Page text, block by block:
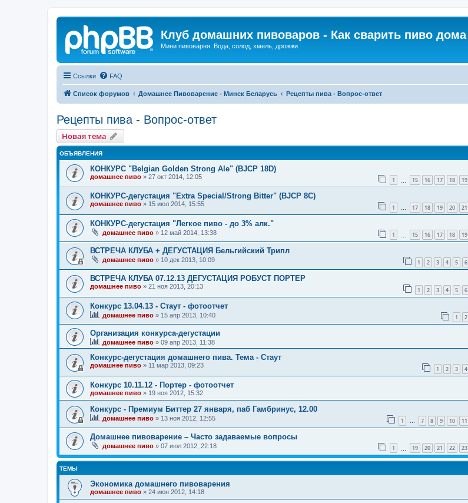
Клуб домашних пивоваров - Как cварить пиво дома
Мини пивоварня. Вода, солод, хмель, дрожжи.
Ссылки FAQ
Список форумов Домашнее Пивоварение - Минск Беларусь Рецепты пива - Вопрос-ответ
Рецепты пива - Вопрос-ответ
Новая тема
ОБЪЯВЛЕНИЯ
КОНКУРС "Belgian Golden Strong Ale" (BJCP 18D)
домашнее пиво » 27 окт 2014, 12:05 1 15 16 17 18 19
КОНКУРС-дегустация "Extra Special/Strong Bitter" (BJCP 8C)
домашнее пиво » 15 июл 2014, 15:55 1 … 17 18 19 20 21
КОНКУРС-дегустация "Легкое пиво - до 3% алк."
домашнее пиво » 12 май 2014, 13:38 1 15 16 17 18 19
ВСТРЕЧА КЛУБА + ДЕГУСТАЦИЯ Бельгийский Трипл
домашнее пиво » 10 дек 2013, 10:09 1 2 3 4 5 6
ВСТРЕЧА КЛУБА 07.12.13 ДЕГУСТАЦИЯ РОБУСТ ПОРТЕР
домашнее пиво » 21 ноя 2013, 20:13 1 2 3 4 5 6
Конкурс 13.04.13 - Стаут - фотоотчет
домашнее пиво » 15 апр 2013, 10:40 1 2
Организация конкурса-дегустации
домашнее пиво » 09 апр 2013, 11:38
Конкурс-дегустация домашнего пива. Тема - Стаут
домашнее пиво » 11 мар 2013, 09:23 1 2 3 4
Конкурс 10.11.12 - Портер - фотоотчет
домашнее пиво » 19 ноя 2012, 15:32
Конкурс - Премиум Биттер 27 января, паб Гамбринус, 12.00
домашнее пиво » 13 ноя 2012, 12:55 1 … 7 8 9 10 11
Домашнее пивоварение – Часто задаваемые вопросы
домашнее пиво » 07 июл 2012, 22:18 1 19 20 21 22 23
ТЕМЫ
Экономика домашнего пивоварения
домашнее пиво » 24 июн 2012, 14:18